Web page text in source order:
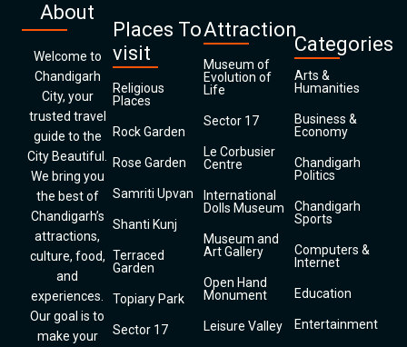
About
Welcome to
Chandigarh
City, your
trusted travel
guide to the
City Beautiful.
We bring you
the best of
Chandigarh’s
attractions,
culture, food,
and
experiences.
Our goal is to
make your
Places To
visit
Religious
Places
Rock Garden
Rose Garden
Samriti Upvan
Shanti Kunj
Terraced
Garden
Topiary Park
Sector 17
Attraction
Museum of
Evolution of
Life
Sector 17
Le Corbusier
Centre
International
Dolls Museum
Museum and
Art Gallery
Open Hand
Monument
Leisure Valley
Categories
Arts &
Humanities
Business &
Economy
Chandigarh
Politics
Chandigarh
Sports
Computers &
Internet
Education
Entertainment